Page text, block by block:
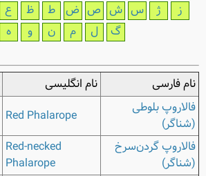
ز
ژ س ش ص ض ط ظ ع
گ
ل م ن و ه
نام فارسی نام انگلیسی
فالاروپ بلوطی
(شناگر)
Red Phalarope
فالاروپ گردن‌سرخ
(شناگر)
Red-necked
Phalarope